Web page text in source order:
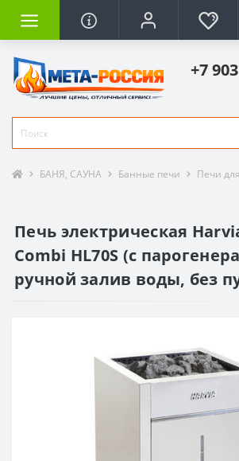
+7
БАНЯ, САУНА Банные печи Печи
Печь электрическая
Combi HL70S (с
ручной залив воды, без